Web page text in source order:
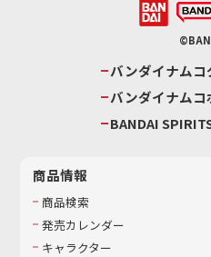
バンダイナム
バンダイナムコ
BANDAI
商品情報
商品検索
発売カレンダー
キャラクター